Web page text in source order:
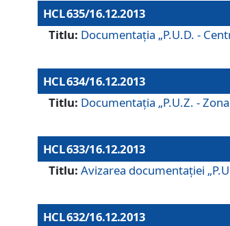
HCL 635/16.12.2013
Titlu: Documentaţia „P.U.D. -
HCL 634/16.12.2013
Titlu: Documentaţia „P.U.Z. -
HCL 633/16.12.2013
Titlu: Avizarea documentaţiei
HCL 632/16.12.2013